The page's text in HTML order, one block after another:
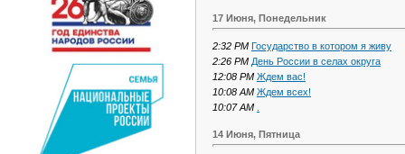
17 Июня, Понедельник
2:32 PM Государство в котором я живу
2:26 PM День России в селах округа
12:08 PM Ждем вас!
10:08 AM Ждем всех!
10:07 AM
14 Июня, Пятница